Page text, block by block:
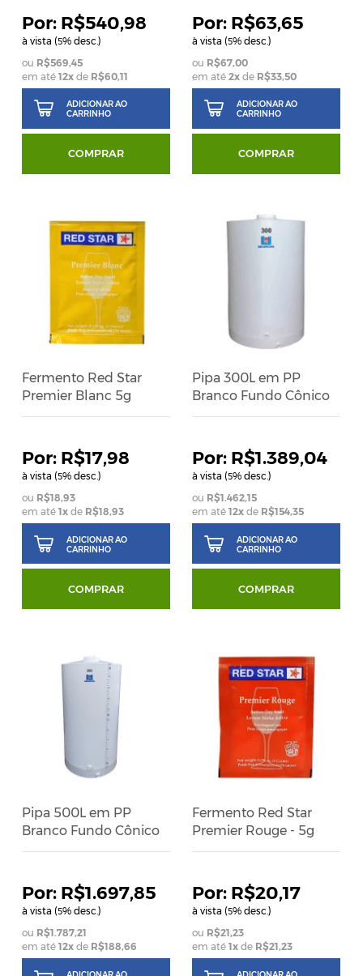
R$540,98
à vista (5% desc.)
R$569,45
em até12x de R$60,11
ADICIONAR AO
CARRINHO
COMPRAR
R$63,65
à vista (5% desc.)
R$67,00
em até 2xde R$33,50
ADICIONAR AO
CARRINHO
COMPRAR
Fermento Red Star
Premier Blanc 5g
R$17,98
à vista (5% desc.)
R$18,93
em até1x de R$18,93
ADICIONAR AO
CARRINHO
COMPRAR
Pipa 300L em PP
Branco Fundo Cônico
R$1.389,04
à vista (5% desc.)
R$1.462,15
em até 12xde R$154,35
ADICIONAR AO
CARRINHO
COMPRAR
Pipa 500L em PP
Branco Fundo Cônico
R$1.697,85
à vista (5% desc.)
R$1.787,21
em até12x de R$188,66
Fermento Red Star
Premier Rouge - 5g
R$20,17
à vista (5% desc.)
R$21,23
em até 1xde R$21,23